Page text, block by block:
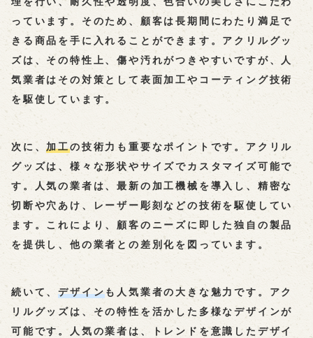
っています。そのため、顧客は長期間にわたり満足で
きる商品を手に入れることができます。アクリルグッ
ズは、その特性上、傷や汚れがつきやすいですが、人
気業者はその対策として表面加工やコーティング技術
を駆使しています。
次に、加工の技術力も重要なポイントです。アクリル
グッズは、様々な形状やサイズでカスタマイズ可能で
す。人気の業者は、最新の加工機械を導入し、精密な
切断や穴あけ、レーザー彫刻などの技術を駆使してい
ます。これにより、顧客のニーズに即した独自の製品
を提供し、他の業者との差別化を図っています。
続いて、デザインも人気業者の大きな魅力です。アク
リルグッズは、その特性を活かした多様なデザインが
可能です。人気の業者は、トレンドを意識したデザイ